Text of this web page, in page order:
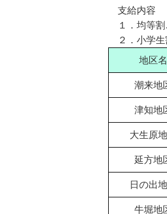
支給内容
１．均等
２．小学生
地区名
潮来地
津知地
大生原
延方地
日の出
牛堀地